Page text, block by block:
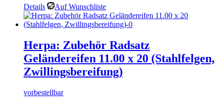
Details Auf Wunschliste
Herpa: Zubehör Radsatz
Geländereifen 11.00 x 20 (Stahlfelgen,
Zwillingsbereifung)
vorbestellbar